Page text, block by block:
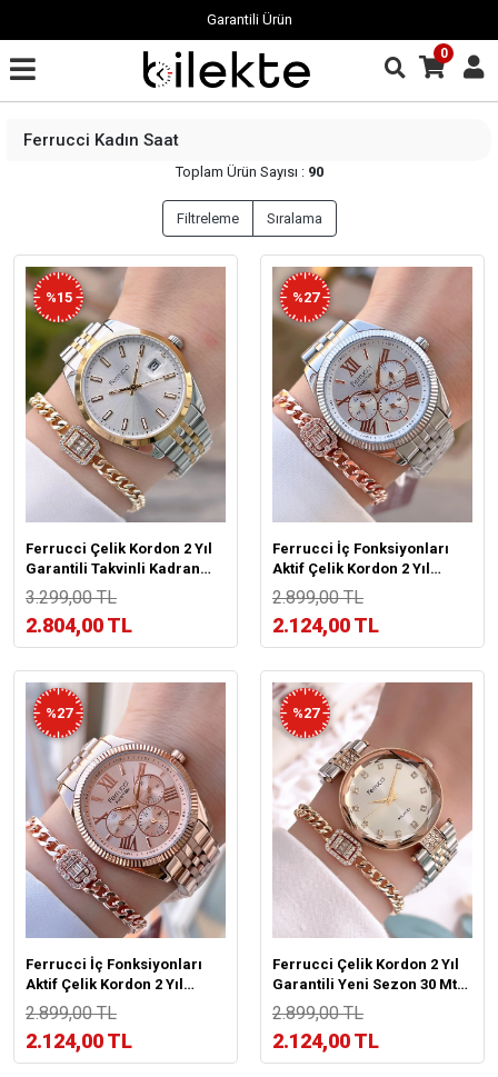
Garantili Ürün
0
Ferrucci Kadın Saat
Toplam Ürün Sayısı : 90
Filtreleme Sıralama
%15
Ferrucci Çelik Kordon 2 Yıl
Garantili Takvinli Kadran
Suya Dayanıklı Kadın Kol
Saati BFC.03298.05
3.299,00 TL
2.804,00 TL
%27
Ferrucci İç Fonksiyonları
Aktif Çelik Kordon 2 Yıl
Garantili 3Atm Kadın Kol
Saati+Bileklik B03322.02
2.899,00 TL
2.124,00 TL
%27
Ferrucci İç Fonksiyonları
Aktif Çelik Kordon 2 Yıl
Garantili 3Atm Kadın Kol
Saati+Bileklik B03322.04
2.899,00 TL
2.124,00 TL
%27
Ferrucci Çelik Kordon 2 Yıl
Garantili Yeni Sezon 30 Mt
Suya Dayanıklı Kadın Kol
Saati BFC.01119.04
2.899,00 TL
2.124,00 TL